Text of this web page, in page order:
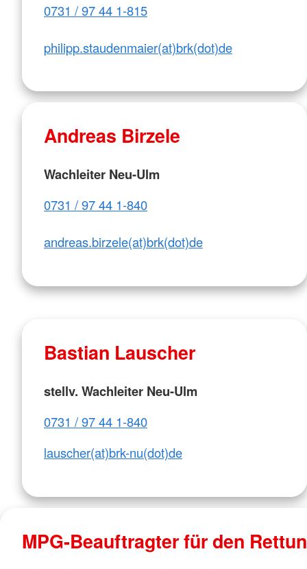
0731 / 97 44 1-815
philipp.staudenmaier(at)brk(dot)de
Andreas Birzele
Wachleiter Neu-Ulm
0731 / 97 44 1-840
andreas.birzele(at)brk(dot)de
Bastian Lauscher
stellv. Wachleiter Neu-Ulm
0731 / 97 44 1-840
lauscher(at)brk-nu(dot)de
MPG-Beauftragter für den